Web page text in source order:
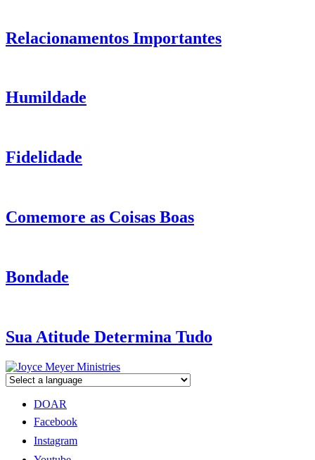
Relacionamentos Importantes
Humildade
Fidelidade
Comemore as Coisas Boas
Bondade
Sua Atitude Determina Tudo
DOAR
Facebook
Instagram